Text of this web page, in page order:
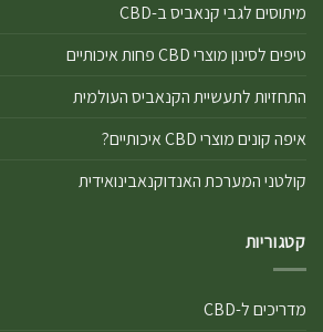
מיתוסים לגבי קנאביס ב-CBD
טיפים לסינון מוצרי CBD פחות איכותיים
התחזיות לתעשיית הקנאביס העולמית
איפה קונים מוצרי CBD איכותיים?
קולטני המערכת האנדוקנאבינואידית
קטגוריות
מדריכים ל-CBD